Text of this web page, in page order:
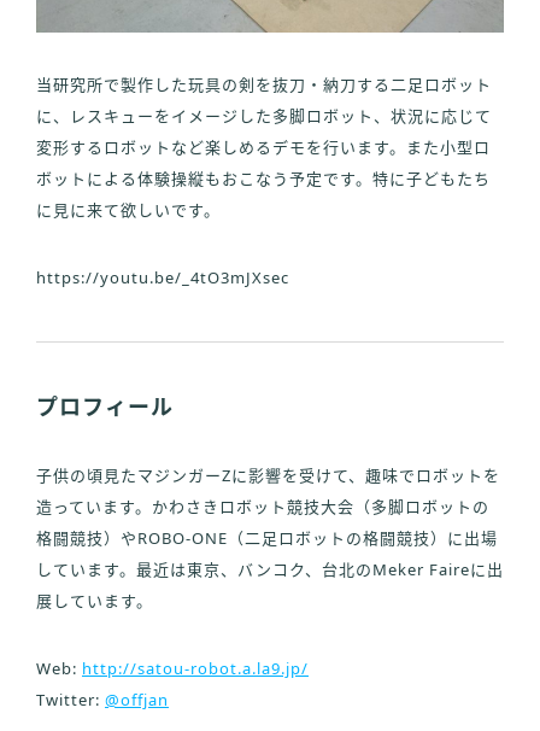
当研究所で製作した玩具の剣を抜刀・納刀する二足ロボット
に、レスキューをイメージした多脚ロボット、状況に応じて
変形するロボットなど楽しめるデモを行います。また小型ロ
ボットによる体験操縦もおこなう予定です。特に子どもたち
に見に来て欲しいです。
https://youtu.be/_4tO3mJXsec
プロフィール
子供の頃見たマジンガーZに影響を受けて、趣味でロボットを
造っています。かわさきロボット競技大会（多脚ロボットの
格闘競技）やROBO-ONE（二足ロボットの格闘競技）に出場
しています。最近は東京、バンコク、台北のMeker Faireに出
展しています。
Web: http://satou-robot.a.la9.jp/
Twitter: @offjan